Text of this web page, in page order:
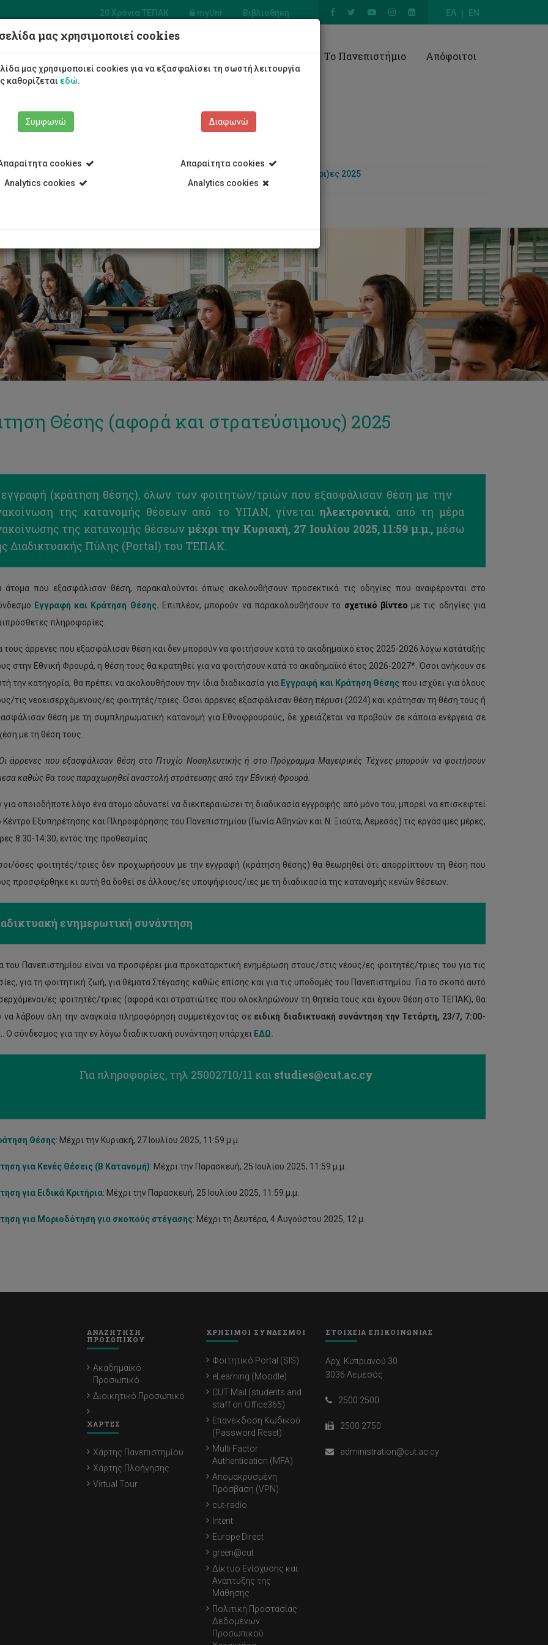
ΕΛ EN
20 Χρόνια ΤΕΠΑΚ myUni Βιβλιοθήκη
Φοιτητές/τριες Σπουδές Έρευνα Το Πανεπιστήμιο Απόφοιτοι
Οδηγίες για νέους/ες φοιτητ(ρι)ες 2025
Θέσης (αφορά και στρατεύσιμους) 2025
(κράτηση θέσης), όλων των φοιτητών/τριών που εξασφάλισαν θέση με την
της κατανομής θέσεων από το ΥΠΑΝ, γίνεται ηλεκτρονικά, από τη μέρα
της κατανομής θέσεων μέχρι την Κυριακή, 27 Ιουλίου 2025, 11:59 μ.μ.,μέσω
Διαδικτυακής Πύλης (Portal) του ΤΕΠΑΚ.
άτομα που εξασφάλισαν θέση, παρακαλούνται όπως ακολουθήσουν προσεκτικά τις οδηγίες που αναφέρονται στο
Εγγραφή και Κράτηση Θέσης. Επιπλέον, μπορούν να παρακολουθήσουν το σχετικό βίντεο με τις οδηγίες για
πληροφορίες.
τους άρρενες που εξασφάλισαν θέση και δεν μπορούν να φοιτήσουν κατά το ακαδημαϊκό έτος 2025-2026 λόγω κατάταξής
στην Εθνική Φρουρά, η θέση τους θα κρατηθεί για να φοιτήσουν κατά το ακαδημαϊκό έτος 2026-2027*. Όσοι ανήκουν σε
την κατηγορία, θα πρέπει να ακολουθήσουν την ίδια διαδικασία για Εγγραφή και Κράτηση Θέσης που ισχύει για όλους
τις νεοεισερχόμενους/ες φοιτητές/τριες. Όσοι άρρενες εξασφάλισαν θέση πέρυσι (2024) και κράτησαν τη θέση τους ή
θέση με τη συμπληρωματική κατανομή για Εθνοφρουρούς, δε χρειάζεται να προβούν σε κάποια ενέργεια σε
με τη θέση τους.
άρρενες που εξασφάλισαν θέση στο Πτυχίο Νοσηλευτικής ή στο Πρόγραμμα Μαγειρικές Τέχνες μπορούν να φοιτήσουν
καθώς θα τους παραχωρηθεί αναστολή στράτευσης από την Εθνική Φρουρά.
για οποιοδήποτε λόγο ένα άτομο αδυνατεί να διεκπεραιώσει τη διαδικασία εγγραφής από μόνο του, μπορεί να επισκεφτεί
Κέντρο Εξυπηρέτησης και Πληροφόρησης του Πανεπιστημίου (Γωνία Αθηνών και Ν. Ξιούτα, Λεμεσός) τις εργάσιμες μέρες,
8:30-14:30, εντός της προθεσμίας.
όσες φοιτητές/τριες δεν προχωρήσουν με την εγγραφή (κράτηση θέσης) θα θεωρηθεί ότι απορρίπτουν τη θέση που
προσφέρθηκε κι αυτή θα δοθεί σε άλλους/ες υποψήφιους/ιες με τη διαδικασία της κατανομής κενών θέσεων.
ενημερωτική συνάντηση
του Πανεπιστημίου είναι να προσφέρει μια προκαταρκτική ενημέρωση στους/στις νέους/ες φοιτητές/τριες του για τις
για τη φοιτητική ζωή, για θέματα Στέγασης καθώς επίσης και για τις υποδομές του Πανεπιστημίου. Για το σκοπό αυτό
ες φοιτητές/τριες (αφορά και στρατιώτες που ολοκληρώνουν τη θητεία τους και έχουν θέση στο ΤΕΠΑΚ), θα
να λάβουν όλη την αναγκαία πληροφόρηση συμμετέχοντας σε ειδική διαδικτυακή συνάντηση την Τετάρτη, 23/7, 7:00-
. Ο σύνδεσμος για την εν λόγω διαδικτυακή συνάντηση υπάρχει ΕΔΩ.
Για πληροφορίες, τηλ 25002710/11 και studies@cut.ac.cy
Θέσης: Μέχρι την Κυριακή, 27 Ιουλίου 2025, 11:59 μ.μ.
για Κενές Θέσεις (Β Κατανομή): Μέχρι την Παρασκευή, 25 Ιουλίου 2025, 11:59 μ.μ.
για Ειδικά Κριτήρια: Μέχρι την Παρασκευή, 25 Ιουλίου 2025, 11:59 μ.μ.
για Μοριοδότηση για σκοπούς στέγασης: Μέχρι τη Δευτέρα, 4 Αυγούστου 2025, 12 μ.
ΑΝΑΖΗΤΗΣΗ
ΠΡΟΣΩΠΙΚΟΥ
Ακαδημαϊκό
Προσωπικό
Διοικητικό Προσωπικό
ΧΑΡΤΕΣ
Χάρτης Πανεπιστημίου
Χάρτης Πλοήγησης
Virtual Tour
ΧΡΗΣΙΜΟΙ ΣΥΝΔΕΣΜΟΙ
Φοιτητικό Portal (SIS)
eLearning (Moodle)
CUT Mail (students and
staff on Office365)
Επανέκδοση Κωδικού
(Password Reset)
Multi Factor
Authentication (MFA)
Απομακρυσμένη
Πρόσβαση (VPN)
cut-radio
Intent
Europe Direct
green@cut
Δίκτυο Ενίσχυσης και
Ανάπτυξης της
Μάθησης
Πολιτική Προστασίας
Δεδομένων
Προσωπικού
ΣΤΟΙΧΕΙΑ ΕΠΙΚΟΙΝΩΝΙΑΣ
Αρχ. Κυπριανού 30
3036 Λεμεσός
2500 2500
2500 2750
administration@cut.ac.cy
μας χρησιμοποιεί cookies
μας χρησιμοποιεί cookies για να εξασφαλίσει τη σωστή λειτουργία
καθορίζεται εδώ.
Συμφωνώ
cookies
Analytics cookies
Διαφωνώ
Απαραίτητα cookies
Analytics cookies